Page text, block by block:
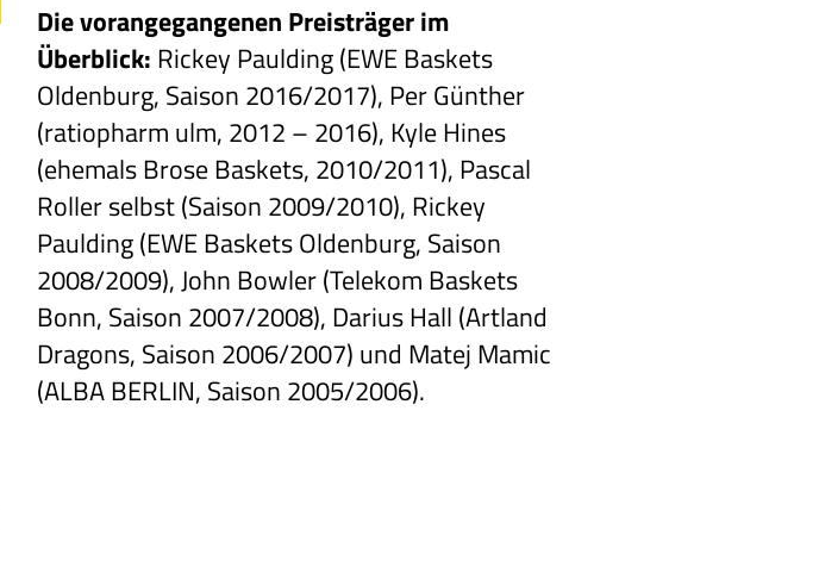
Die vorangegangenen Preisträger im
Überblick: Rickey Paulding (EWE Baskets
Oldenburg, Saison 2016/2017), Per Günther
(ratiopharm ulm, 2012 – 2016), Kyle Hines
(ehemals Brose Baskets, 2010/2011), Pascal
Roller selbst (Saison 2009/2010), Rickey
Paulding (EWE Baskets Oldenburg, Saison
2008/2009), John Bowler (Telekom Baskets
Bonn, Saison 2007/2008), Darius Hall (Artland
Dragons, Saison 2006/2007) und Matej Mamic
(ALBA BERLIN, Saison 2005/2006).